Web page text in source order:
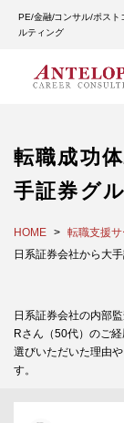
PE/金融/コンサル/ポス
ルティング
転職成功
手証券グ
HOME 転職支援
日系証券会社から大
日系証券会社の内部
Rさん（50代）のご
選びいただいた理由
す。